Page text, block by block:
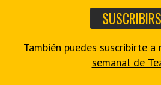
También puedes suscribirte a
semanal de